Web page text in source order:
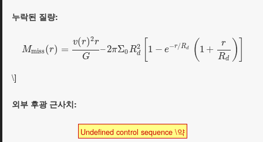
누락된 질량:
Mmiss(r) =
v(r)2r
G
–2πΣ0R2
d 1 − e−r/Rd ( 1 +
r
Rd )
\]
외부 후광 근사치:
Undefined control sequence \약